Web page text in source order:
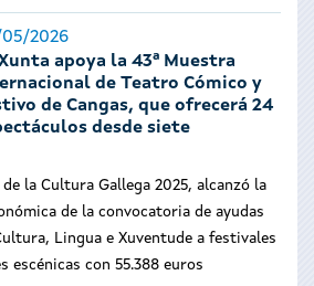
2026
apoya la 43ª Muestra
de Teatro Cómico y
de Cangas, que ofrecerá 24
desde siete
la Cultura Gallega 2025, alcanzó la
de la convocatoria de ayudas
Lingua e Xuventude a festivales
escénicas con 55.388 euros